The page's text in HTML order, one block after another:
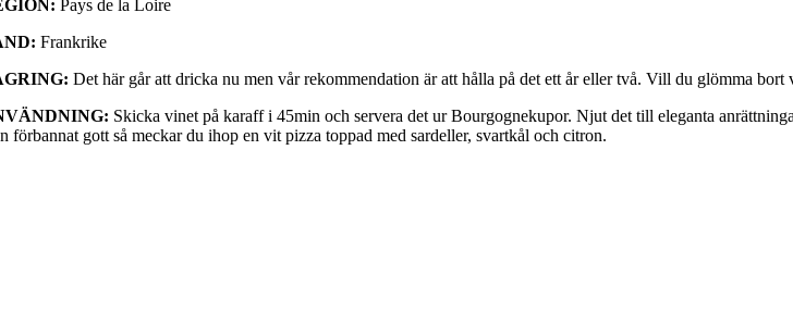
Pays de la Loire
Frankrike
Det här går att dricka nu men vår rekommendation är att hålla på det ett år eller två. Vill du glömma bort
Skicka vinet på karaff i 45min och servera det ur Bourgognekupor. Njut det till eleganta
förbannat gott så meckar du ihop en vit pizza toppad med sardeller, svartkål och citron.